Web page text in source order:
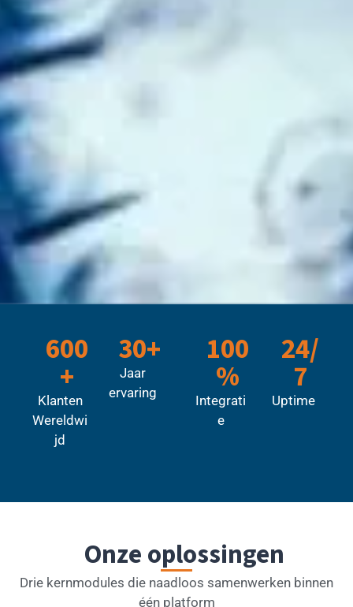
600
+
Klanten
Wereldwi
jd
30+
Jaar
ervaring
100
%
Integrati
e
24/
7
Uptime
Onze oplossingen
Drie kernmodules die naadloos samenwerken binnen
één platform